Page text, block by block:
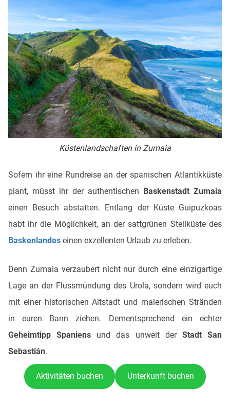
Küstenlandschaften in Zumaia
Sofern ihr eine Rundreise an der spanischen Atlantikküste
plant, müsst ihr der authentischen Baskenstadt Zumaia
einen Besuch abstatten. Entlang der Küste Guipuzkoas
habt ihr die Möglichkeit, an der sattgrünen Steilküste des
Baskenlandes einen exzellenten Urlaub zu erleben.
Denn Zumaia verzaubert nicht nur durch eine einzigartige
Lage an der Flussmündung des Urola, sondern wird euch
mit einer historischen Altstadt und malerischen Stränden
in euren Bann ziehen. Dementsprechend ein echter
Geheimtipp Spaniens und das unweit der Stadt San
Sebastián.
Aktivitäten buchen Unterkunft buchen